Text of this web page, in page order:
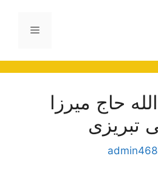
فهرست
حاج ميرزا
تبريزى